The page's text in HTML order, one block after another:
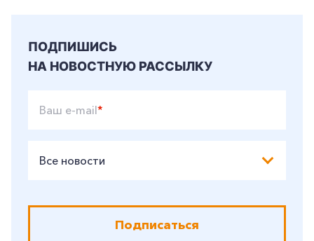
ПОДПИШИСЬ
НА НОВОСТНУЮ РАССЫЛКУ
Ваш e-mail*
Все новости
Подписаться